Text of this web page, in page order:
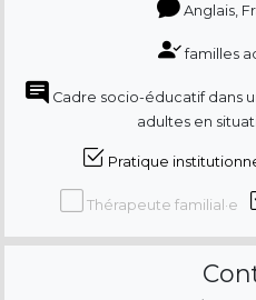
Anglais,
familles
Cadre socio-éducatif dans
adultes en
Pratique
Thérapeute familial·e